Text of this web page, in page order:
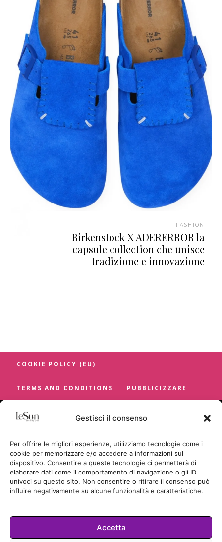
Gestisci il consenso
Per offrire le migliori esperienze, utilizziamo tecnologie come i
cookie per memorizzare e/o accedere a informazioni sul
dispositivo. Consentire a queste tecnologie ci permetterà di
elaborare dati come il comportamento di navigazione o gli ID
univoci su questo sito. Non consentire o ritirare il consenso può
influire negativamente su alcune funzionalità e caratteristiche.
Accetta
FASHION
Birkenstock X ADERERROR la
capsule collection che unisce
tradizione e innovazione
COOKIE POLICY (EU)
TERMS AND CONDITIONS PUBBLICIZZARE